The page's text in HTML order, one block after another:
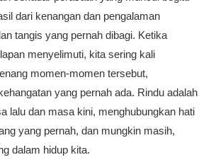
dari kenangan dan pengalaman
tangis yang pernah dibagi. Ketika
menyelimuti, kita sering kali
momen-momen tersebut,
yang pernah ada. Rindu adalah
lalu dan masa kini, menghubungkan hati
yang pernah, dan mungkin masih,
dalam hidup kita.